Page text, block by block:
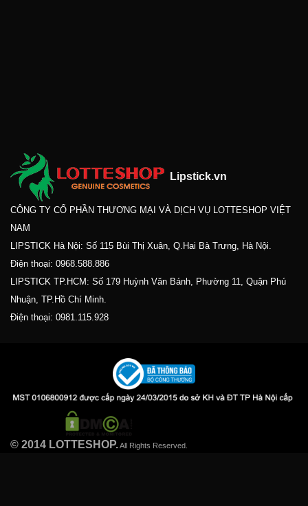
Lipstick.vn
CÔNG TY CỔ PHẦN THƯƠNG MẠI VÀ DỊCH VỤ LOTTESHOP VIỆT
NAM
LIPSTICK Hà Nội: Số 115 Bùi Thị Xuân, Q.Hai Bà Trưng, Hà Nội.
Điện thoại: 0968.588.886
LIPSTICK TP.HCM: Số 179 Huỳnh Văn Bánh, Phường 11, Quận Phú
Nhuận, TP.Hồ Chí Minh.
Điện thoại: 0981.115.928
© 2014 LOTTESHOP.All Rights Reserved.